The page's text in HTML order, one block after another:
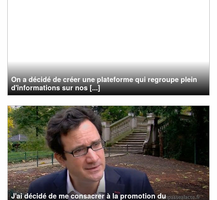
On a décidé de créer une plateforme qui regroupe plein
d'informations sur nos [...]
J'ai décidé de me consacrer à la promotion du